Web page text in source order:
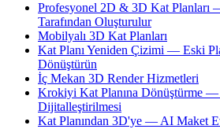
Profesyonel 2D & 3D Kat Planları
Tarafından Oluşturulur
Mobilyalı 3D Kat Planları
Kat Planı Yeniden Çizimi — Eski
Dönüştürün
İç Mekan 3D Render Hizmetleri
Krokiyi Kat Planına Dönüştürme
Dijitalleştirilmesi
Kat Planından 3D'ye — AI Maket